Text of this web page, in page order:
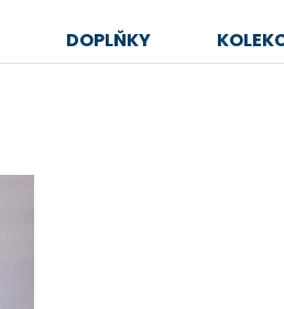
DOPLŇKY